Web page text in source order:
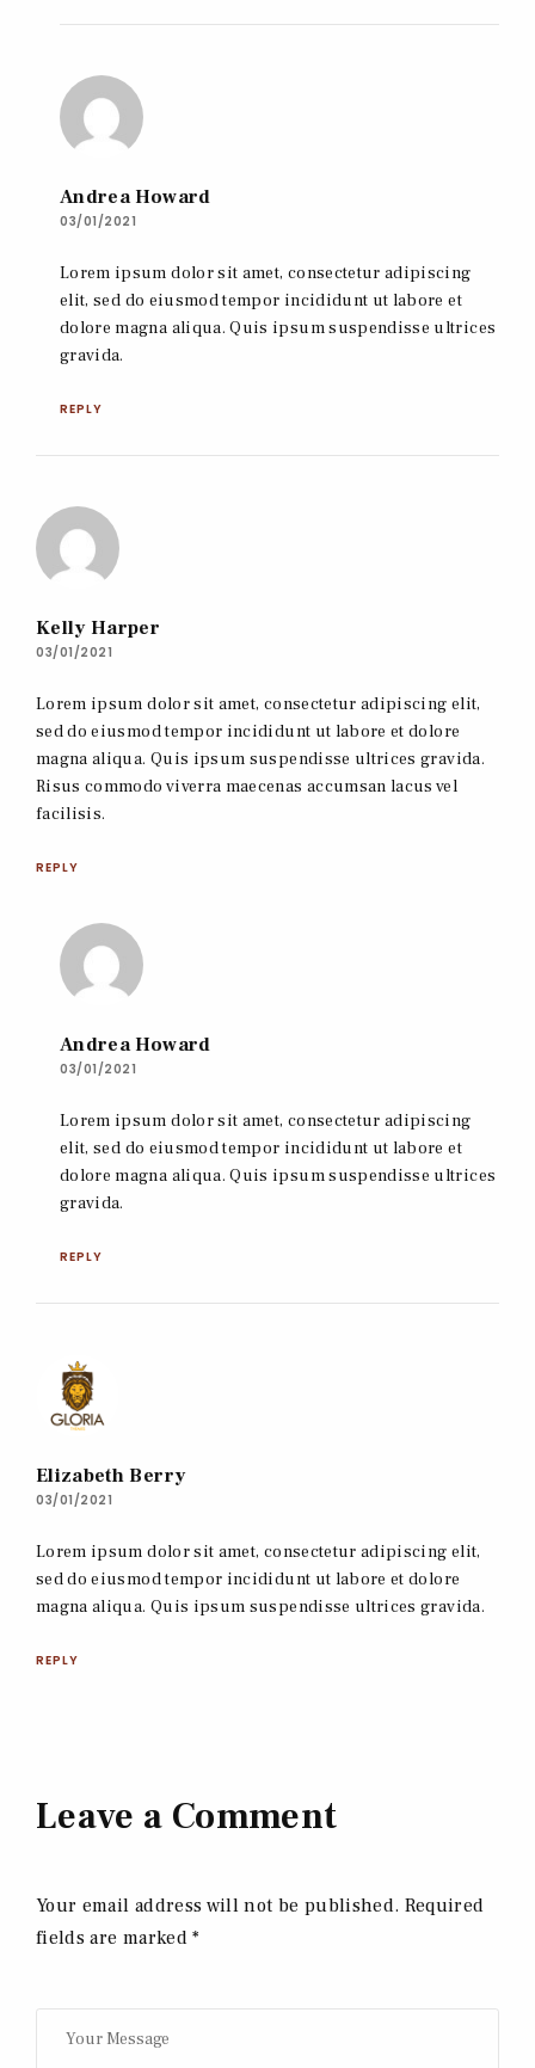
Andrea Howard
03/01/2021
Lorem ipsum dolor sit amet, consectetur adipiscing
elit, sed do eiusmod tempor incididunt ut labore et
dolore magna aliqua. Quis ipsum suspendisse ultrices
gravida.
REPLY
Kelly Harper
03/01/2021
Lorem ipsum dolor sit amet, consectetur adipiscing elit,
sed do eiusmod tempor incididunt ut labore et dolore
magna aliqua. Quis ipsum suspendisse ultrices gravida.
Risus commodo viverra maecenas accumsan lacus vel
facilisis.
REPLY
Andrea Howard
03/01/2021
Lorem ipsum dolor sit amet, consectetur adipiscing
elit, sed do eiusmod tempor incididunt ut labore et
dolore magna aliqua. Quis ipsum suspendisse ultrices
gravida.
REPLY
Elizabeth Berry
03/01/2021
Lorem ipsum dolor sit amet, consectetur adipiscing elit,
sed do eiusmod tempor incididunt ut labore et dolore
magna aliqua. Quis ipsum suspendisse ultrices gravida.
REPLY
Leave a Comment
Your email address will not be published. Required
fields are marked *